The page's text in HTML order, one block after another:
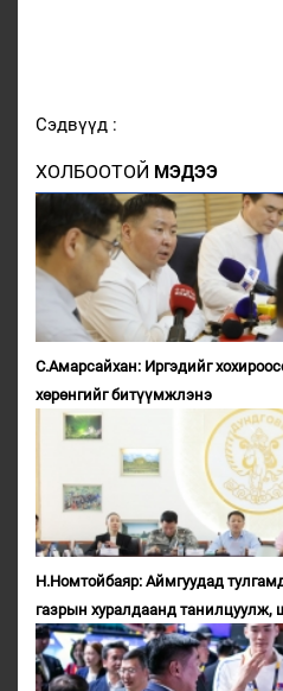
Сэдвүүд :
ХОЛБООТОЙ МЭДЭЭ
С.Амарсайхан: Иргэдийг
хөрөнгийг битүүмжлэнэ
Н.Номтойбаяр: Аймгуудад
газрын хуралдаанд танилцуулж,